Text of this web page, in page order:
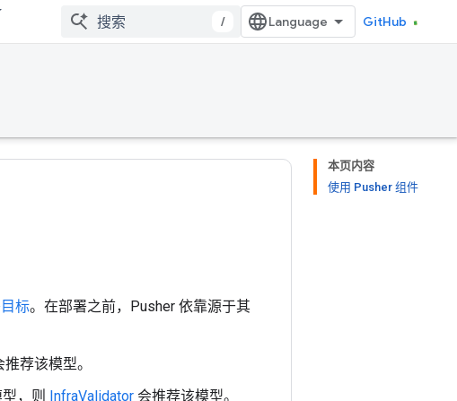
/ GitHub
本页内容
使用 Pusher 组件
标。在部署之前，Pusher 依靠源于其
推荐该模型。
，则 InfraValidator 会推荐该模型。